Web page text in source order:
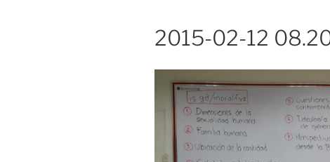
2015-02-12